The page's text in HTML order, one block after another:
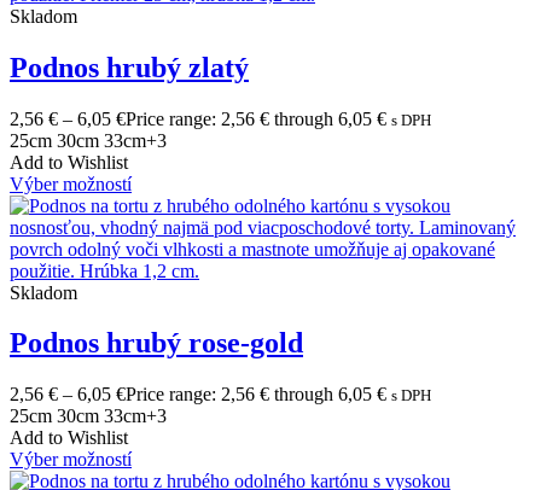
Skladom
Podnos hrubý zlatý
2,56 € – 6,05 €Price range: 2,56 € through 6,05 € s DPH
25cm 30cm 33cm+3
Add to Wishlist
Výber možností
Skladom
Podnos hrubý rose-gold
2,56 € – 6,05 €Price range: 2,56 € through 6,05 € s DPH
25cm 30cm 33cm+3
Add to Wishlist
Výber možností